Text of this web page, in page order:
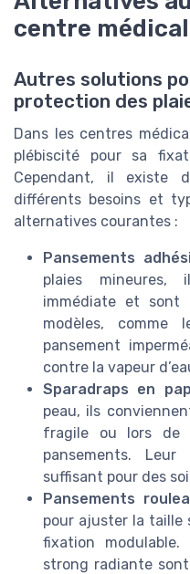
centre médical
Autres solutions
protection des
Dans les centres
plébiscité pour sa
Cependant, il existe
différents besoins et
alternatives courantes :
Pansements
plaies mineures,
immédiate et sont
modèles,
pansement
contre la vapeur
Sparadraps en
peau, ils
fragile ou lors de
pansements. Leur
suffisant pour des
Pansements
pour ajuster la taille
fixation
strong radiante